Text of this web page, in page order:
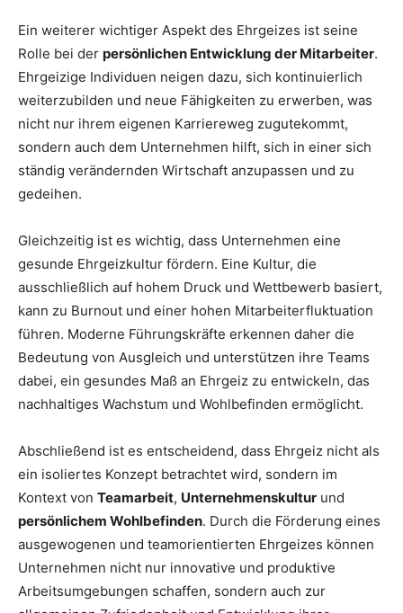
Ein weiterer wichtiger Aspekt des Ehrgeizes ist seine
Rolle bei der persönlichen Entwicklung der Mitarbeiter.
Ehrgeizige Individuen neigen dazu, sich kontinuierlich
weiterzubilden und neue Fähigkeiten zu erwerben, was
nicht nur ihrem eigenen Karriereweg zugutekommt,
sondern auch dem Unternehmen hilft, sich in einer sich
ständig verändernden Wirtschaft anzupassen und zu
gedeihen.
Gleichzeitig ist es wichtig, dass Unternehmen eine
gesunde Ehrgeizkultur fördern. Eine Kultur, die
ausschließlich auf hohem Druck und Wettbewerb basiert,
kann zu Burnout und einer hohen Mitarbeiterfluktuation
führen. Moderne Führungskräfte erkennen daher die
Bedeutung von Ausgleich und unterstützen ihre Teams
dabei, ein gesundes Maß an Ehrgeiz zu entwickeln, das
nachhaltiges Wachstum und Wohlbefinden ermöglicht.
Abschließend ist es entscheidend, dass Ehrgeiz nicht als
ein isoliertes Konzept betrachtet wird, sondern im
Kontext von Teamarbeit, Unternehmenskultur und
persönlichem Wohlbefinden. Durch die Förderung eines
ausgewogenen und teamorientierten Ehrgeizes können
Unternehmen nicht nur innovative und produktive
Arbeitsumgebungen schaffen, sondern auch zur